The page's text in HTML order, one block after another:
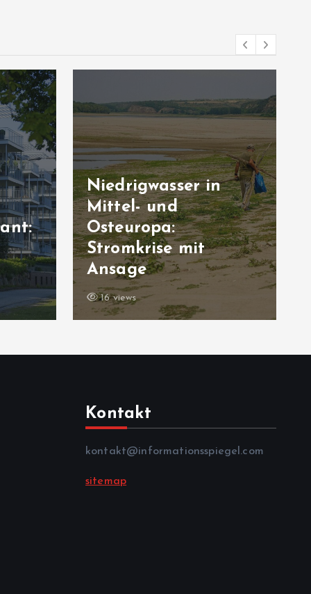
Niedrigwasser in
Mittel- und
Osteuropa:
Stromkrise mit
Ansage
16 views
Kontakt
kontakt@informationsspiegel.com
sitemap